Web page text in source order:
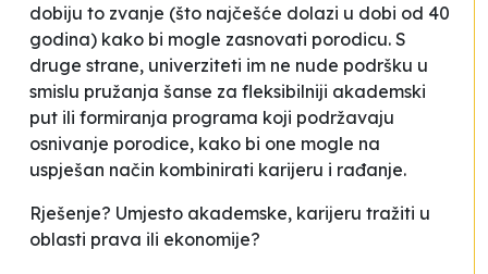
dobiju to zvanje (što najčešće dolazi u dobi od 40
godina) kako bi mogle zasnovati porodicu. S
druge strane, univerziteti im ne nude podršku u
smislu pružanja šanse za fleksibilniji akademski
put ili formiranja programa koji podržavaju
osnivanje porodice, kako bi one mogle na
uspješan način kombinirati karijeru i rađanje.
Rješenje? Umjesto akademske, karijeru tražiti u
oblasti prava ili ekonomije?